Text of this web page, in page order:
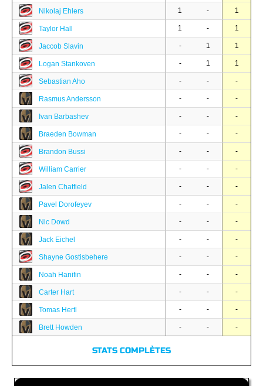
Nikolaj Ehlers 1 - 1
Taylor Hall 1 - 1
Jaccob Slavin - 1 1
Logan Stankoven - 1 1
Sebastian Aho - - -
Rasmus Andersson - - -
Ivan Barbashev - - -
Braeden Bowman - - -
Brandon Bussi - - -
William Carrier - - -
Jalen Chatfield - - -
Pavel Dorofeyev - - -
Nic Dowd - - -
Jack Eichel - - -
Shayne Gostisbehere - - -
Noah Hanifin - - -
Carter Hart - - -
Tomas Hertl - - -
Brett Howden - - -
STATS COMPLÈTES